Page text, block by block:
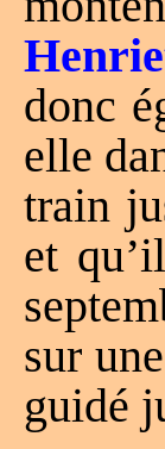
donc
elle
train
et
sur
guidé